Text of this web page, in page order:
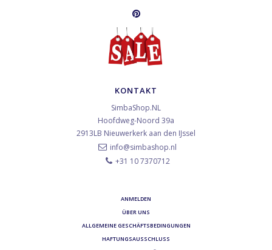
KONTAKT
SimbaShop.NL
Hoofdweg-Noord 39a
2913LB Nieuwerkerk aan den IJssel
info@simbashop.nl
+31 10 7370712
ANMELDEN
ÜBER UNS
ALLGEMEINE GESCHÄFTSBEDINGUNGEN
HAFTUNGSAUSSCHLUSS